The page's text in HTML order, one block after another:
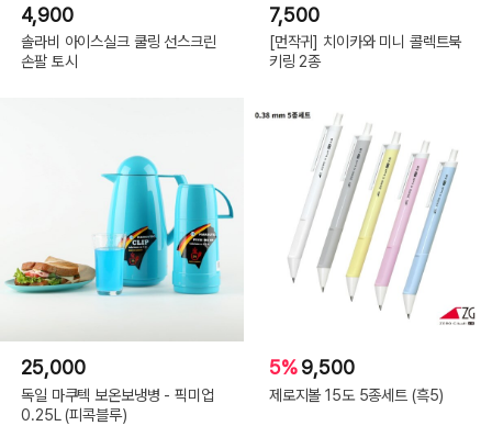
4,900
솔라비 아이스실크 쿨링 선스크린
손팔 토시
7,500
[먼작귀] 치이카와 미니 콜렉트북
키링 2종
25,000
독일 마쿠텍 보온보냉병 - 픽미업
0.25L (피콕블루)
5%9,500
제로지볼 15도 5종세트 (흑5)